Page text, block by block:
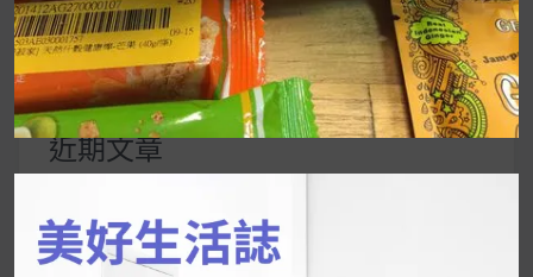
搜
尋
關
鍵
字:
近期文章
韓國人為什麼不容易胖？
推的MZ Diet ！